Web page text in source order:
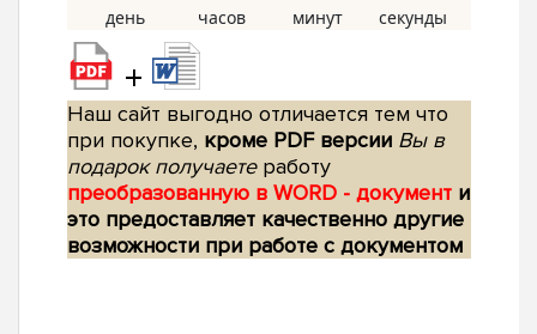
+
Наш сайт выгодно отличается тем что
при покупке, кроме PDF версии Вы в
подарок получаетеработу
преобразованную в WORD - документ и
это предоставляет качественно другие
возможности при работе с документом